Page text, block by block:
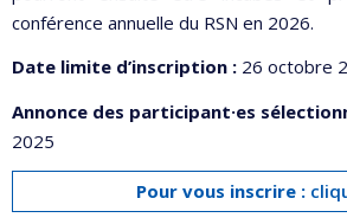
conférence annuelle du RSN en 2026.
Date limite d’inscription : 26 octobre
Annonce des participant·es
2025
Pour vous inscrire :